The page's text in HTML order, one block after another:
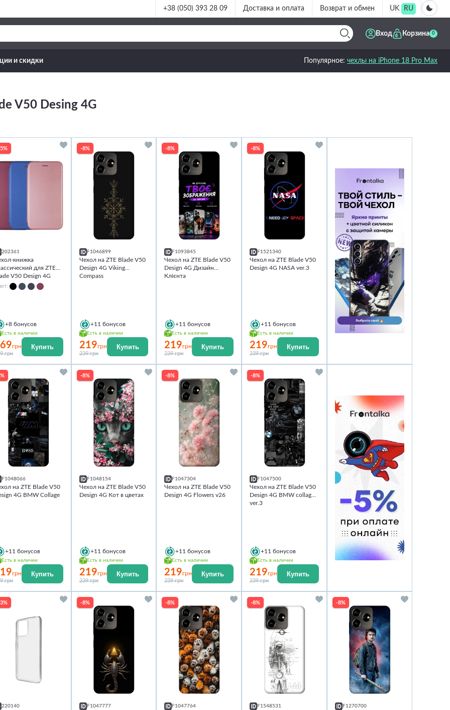
+38 (050) 393 28 09 Доставка и оплата Возврат и обмен UK RU
Вход Корзина 0
и скидки Популярное: чехлы на iPhone 18 Pro Max
V50 Desing 4G
202361
книжка
для ZTE
V50 Design 4G
+8 бонусов
Есть в наличии
грн
грн
Купить
-8%
F1046899
Чехол на ZTE Blade V50
Design 4G Viking
Compass
+11 бонусов
Есть в наличии
219грн
239 грн
Купить
-8%
F1093845
Чехол на ZTE Blade V50
Design 4G Дизайн
Клієнта
+11 бонусов
Есть в наличии
219грн
239 грн
Купить
-8%
F1521340
Чехол на ZTE Blade V50
Design 4G NASA ver.3
+11 бонусов
Есть в наличии
219грн
239 грн
Купить
F1048066
на ZTE Blade V50
4G BMW Collage
+11 бонусов
Есть в наличии
грн
грн
Купить
-8%
F1048154
Чехол на ZTE Blade V50
Design 4G Кот в цветах
+11 бонусов
Есть в наличии
219грн
239 грн
Купить
-8%
F1047304
Чехол на ZTE Blade V50
Design 4G Flowers v26
+11 бонусов
Есть в наличии
219грн
239 грн
Купить
-8%
F1047500
Чехол на ZTE Blade V50
Design 4G BMW collage
ver.3
+11 бонусов
Есть в наличии
219грн
239 грн
Купить
220140
-8%
F1047777
-8%
F1047764
-8%
F1548531
-8%
F1270700